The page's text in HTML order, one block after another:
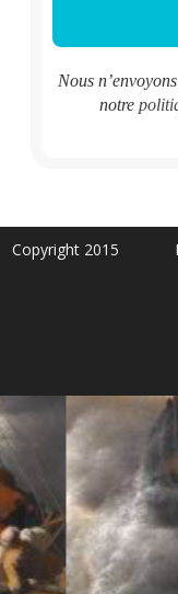
Nous
notre
Copyright 2015